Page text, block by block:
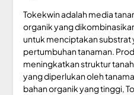
Tokekwin adalah media
organik yang
untuk menciptakan substrat
pertumbuhan tanaman.
meningkatkan struktur
yang diperlukan oleh
bahan organik yang tinggi,